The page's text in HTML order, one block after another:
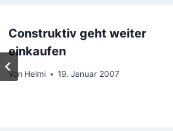
Construktiv geht weiter
einkaufen
Von Helmi 19. Januar 2007